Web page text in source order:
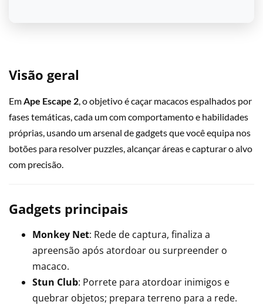
Visão geral
EmApe Escape 2, o objetivo é caçar macacos espalhados por
fases temáticas, cada um com comportamento e habilidades
próprias, usando um arsenal de gadgets que você equipa nos
botões para resolver puzzles, alcançar áreas e capturar o alvo
com precisão.
Gadgets principais
Monkey Net: Rede de captura, finaliza a
apreensão após atordoar ou surpreender o
macaco.
Stun Club: Porrete para atordoar inimigos e
quebrar objetos; prepara terreno para a rede.